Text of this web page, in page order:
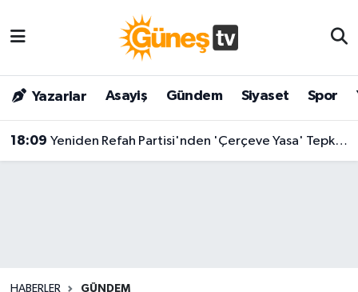
Yazarlar Asayiş Gündem Siyaset Spor
18:09 Yeniden Refah Partisi'nden 'Çerçeve Yasa' Tepkisi: "Bilmediğimiz Kanuna 'Evet' Diyemeyiz"
HABERLER GÜNDEM
Bilim & Teknoloji
Dünya
Malatya Nöbetçi Eczaneler
Malatya Hava Durumu
Malatya Namaz Vakitleri